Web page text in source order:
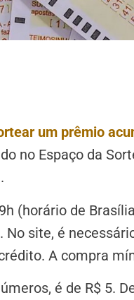
um prêmio
no Espaço da
(horário de
site, é
A compra
é de R$ 5.